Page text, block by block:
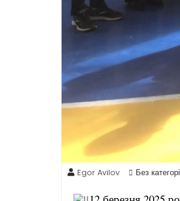
Egor Avilov Без